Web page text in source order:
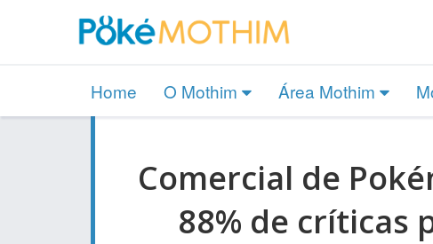
Home O Mothim Área Mothim
Comercial de
88% de críticas